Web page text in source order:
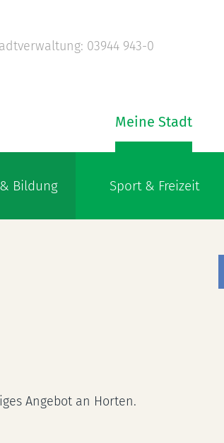
03944 943-0
Meine Stadt
Bildung Sport & Freizeit
Angebot an Horten.